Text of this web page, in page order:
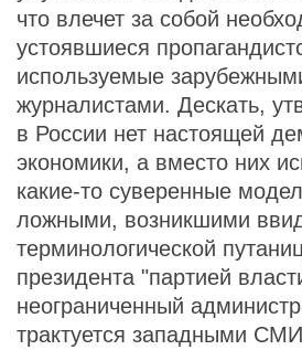
что влечет за собой
устоявшиеся
используемые
журналистами. Дескать,
в России нет настоящей
экономики, а вместо них
какие-то суверенные
ложными, возникшими
терминологической
президента "партией
неограниченный
трактуется западными